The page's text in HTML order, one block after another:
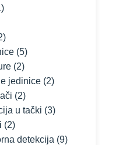
(5)
(2)
jedinice (2)
(2)
u tački (3)
(2)
detekcija (9)